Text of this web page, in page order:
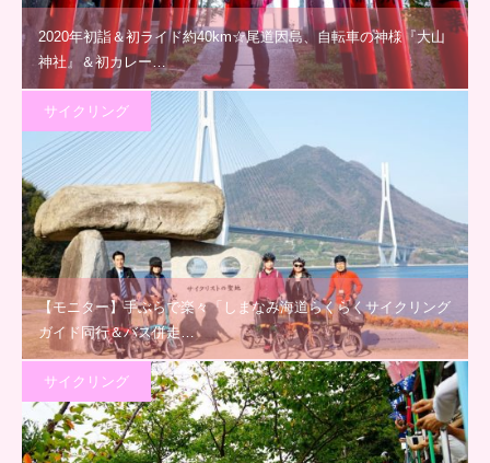
2020年初詣＆初ライド約40km☆尾道因島、自転車の神様『大山
神社』＆初カレー…
サイクリング
【モニター】手ぶらで楽々「しまなみ海道らくらくサイクリング
ガイド同行＆バス併走…
サイクリング